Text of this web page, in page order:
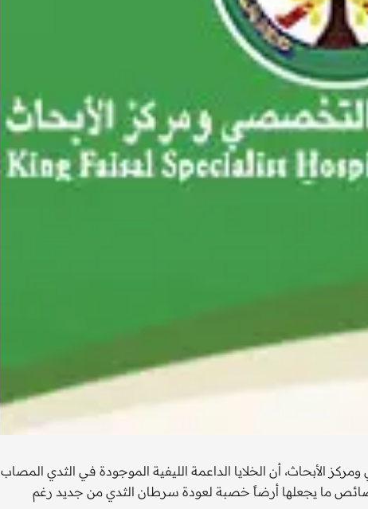
أن الخلايا الداعمة الليفية الموجودة في الثدي المصاب
ما يجعلها أرضاً خصبة لعودة سرطان الثدي من جديد رغم